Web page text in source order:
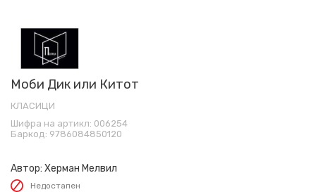
Моби Дик или Китот
КЛАСИЦИ
Шифра на артикл: 006254
Баркод: 9786084850120
Автор: Херман Мелвил
Недостапен